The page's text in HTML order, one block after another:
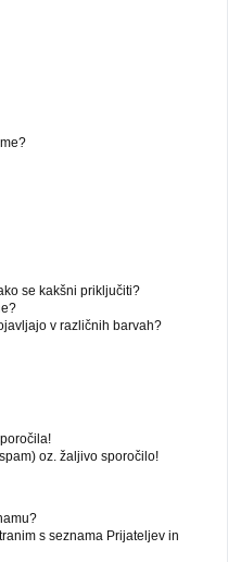
se kakšni priključiti?
v različnih barvah?
oz. žaljivo sporočilo!
s seznama Prijateljev in